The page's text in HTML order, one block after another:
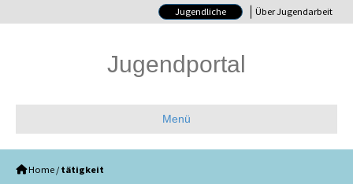
Jugendliche Über Jugendarbeit
Jugendportal
Menü
Home / tätigkeit